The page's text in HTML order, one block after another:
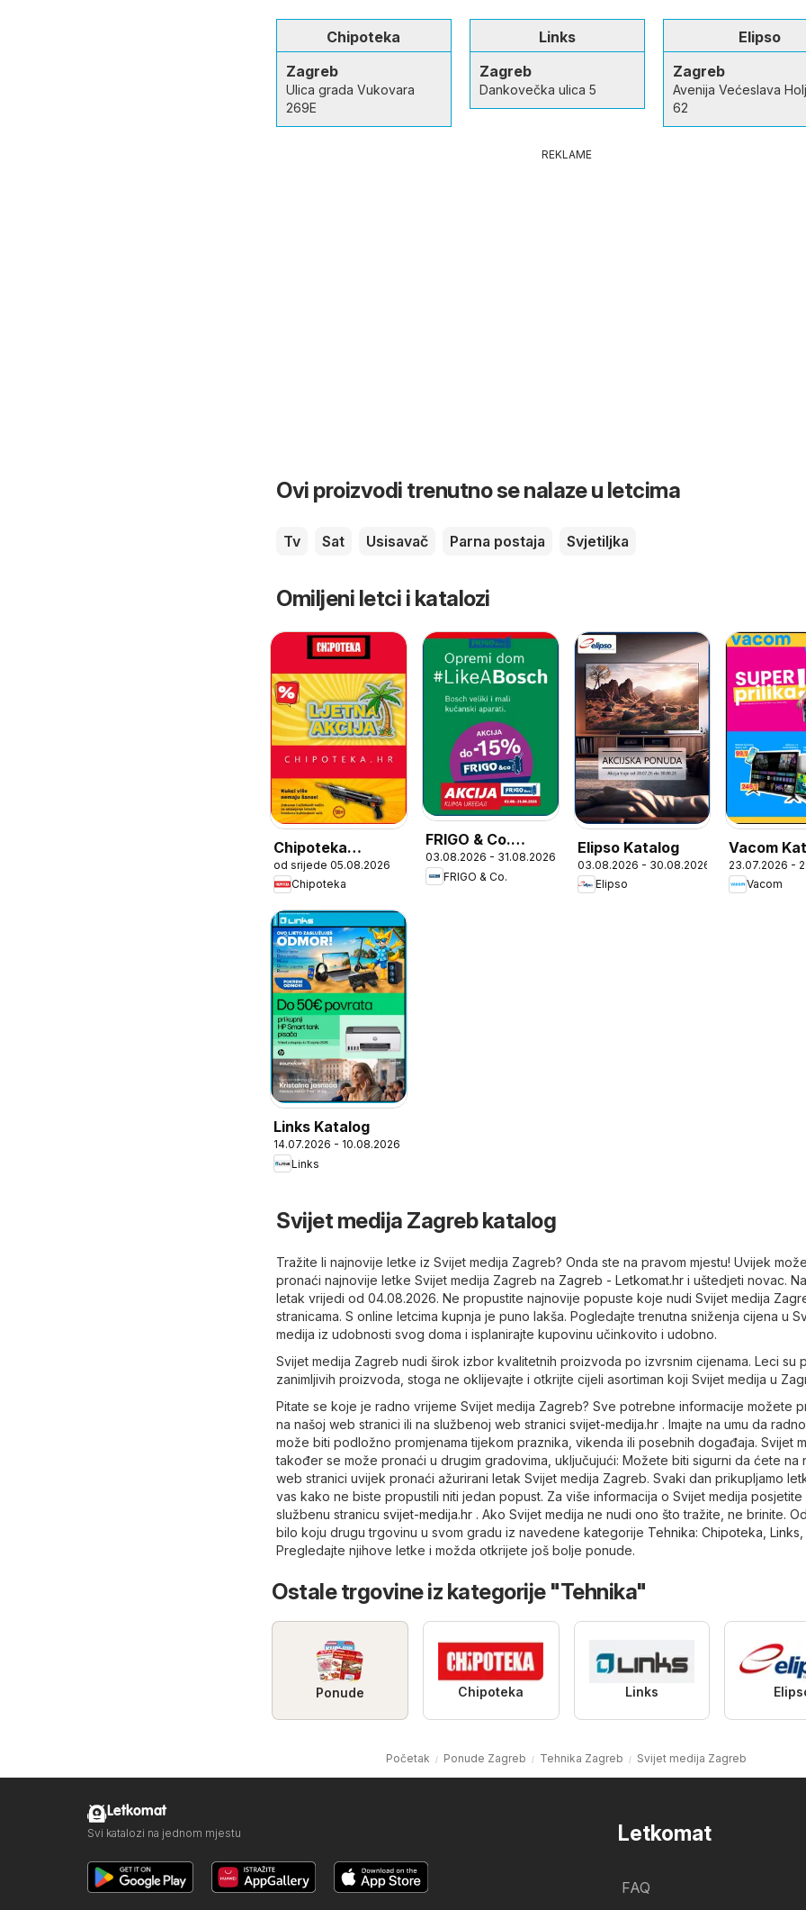
Chipoteka
Zagreb
Ulica grada Vukovara
269E
Links
Zagreb
Dankovečka ulica 5
Elipso
Zagreb
Avenija Većeslava
62
REKLAME
Ovi proizvodi trenutno se nalaze u letcima
Tv Sat Usisavač Parna postaja Svjetiljka
Omiljeni letci i katalozi
Chipoteka
Katalog
od srijede 05.08.2026
Chipoteka
FRIGO & Co.
Katalog
03.08.2026 - 31.08.2026
FRIGO & Co.
Elipso Katalog
03.08.2026 - 30.08.2026
Elipso
Vacom
23.07.2026 -
Vacom
Links Katalog
14.07.2026 - 10.08.2026
Links
Svijet medija Zagreb katalog
Tražite li najnovije letke iz Svijet medija Zagreb? Onda ste na pravom mjestu! Uvijek
pronaći najnovije letke Svijet medija Zagreb na Zagreb - Letkomat.hr i uštedjeti novac.
letak vrijedi od 04.08.2026. Ne propustite najnovije popuste koje nudi Svijet medija
stranicama. S online letcima kupnja je puno lakša. Pogledajte trenutna sniženja cijena u
medija iz udobnosti svog doma i isplanirajte kupovinu učinkovito i udobno.
Svijet medija Zagreb nudi širok izbor kvalitetnih proizvoda po izvrsnim cijenama. Leci su
zanimljivih proizvoda, stoga ne oklijevajte i otkrijte cijeli asortiman koji Svijet medija u
Pitate se koje je radno vrijeme Svijet medija Zagreb? Sve potrebne informacije možete
na našoj web stranici ili na službenoj web stranici svijet-medija.hr . Imajte na umu da
može biti podložno promjenama tijekom praznika, vikenda ili posebnih događaja. Svijet
također se može pronaći u drugim gradovima, uključujući: Možete biti sigurni da ćete na
web stranici uvijek pronaći ažurirani letak Svijet medija Zagreb. Svaki dan prikupljamo
vas kako ne biste propustili niti jedan popust. Za više informacija o Svijet medija posjetite
službenu stranicu svijet-medija.hr . Ako Svijet medija ne nudi ono što tražite, ne brinite.
bilo koju drugu trgovinu u svom gradu iz navedene kategorije Tehnika: Chipoteka Links
Pregledajte njihove letke i možda otkrijete još bolje ponude.
Ostale trgovine iz kategorije "Tehnika"
Ponude Chipoteka Links
Početak Ponude Zagreb Tehnika Zagreb Svijet medija Zagreb
Letkomat
FAQ
Letkomat
Svi katalozi na jednom mjestu